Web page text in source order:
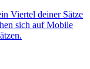
Viertel deiner Sätze
sich auf Mobile